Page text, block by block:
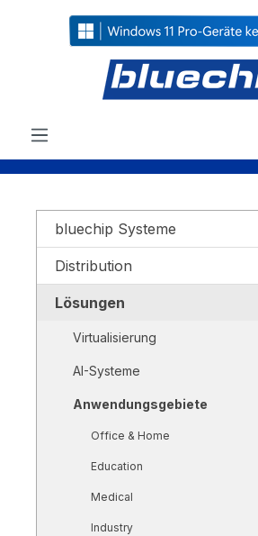
springen
bluechip Systeme
Distribution
Lösungen
Virtualisierung
AI-Systeme
Anwendungsgebiete
Office & Home
Education
Medical
Industry